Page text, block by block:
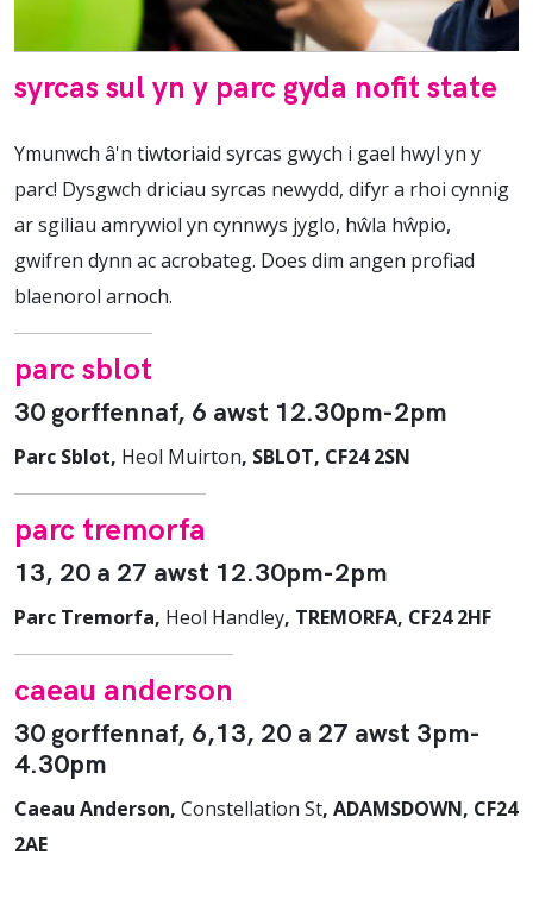
syrcas sul yn y parc gyda nofit state
Ymunwch â'n tiwtoriaid syrcas gwych i gael hwyl yn y
parc! Dysgwch driciau syrcas newydd, difyr a rhoi cynnig
ar sgiliau amrywiol yn cynnwys jyglo, hŵla hŵpio,
gwifren dynn ac acrobateg. Does dim angen profiad
blaenorol arnoch.
parc sblot
30 gorffennaf, 6 awst 12.30pm-2pm
Parc Sblot, Heol Muirton, SBLOT, CF24 2SN
parc tremorfa
13, 20 a 27 awst 12.30pm-2pm
Parc Tremorfa, Heol Handley, TREMORFA, CF24 2HF
caeau anderson
30 gorffennaf, 6,13, 20 a 27 awst 3pm-
4.30pm
Caeau Anderson, Constellation St, ADAMSDOWN, CF24
2AE